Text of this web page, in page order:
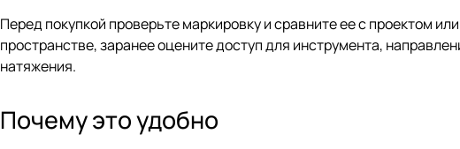
Перед покупкой проверьте маркировку и сравните ее с проектом
пространстве, заранее оцените доступ для инструмента,
натяжения.
Почему это удобно